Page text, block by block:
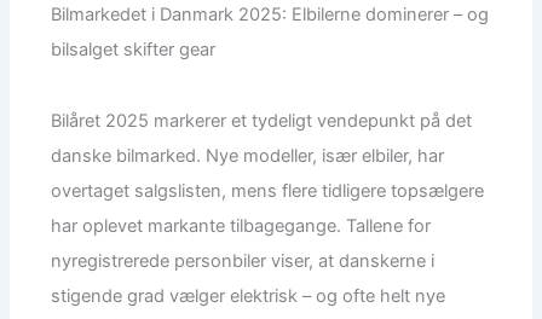
Bilmarkedet i Danmark 2025: Elbilerne dominerer – og
bilsalget skifter gear
Bilåret 2025 markerer et tydeligt vendepunkt på det
danske bilmarked. Nye modeller, især elbiler, har
overtaget salgslisten, mens flere tidligere topsælgere
har oplevet markante tilbagegange. Tallene for
nyregistrerede personbiler viser, at danskerne i
stigende grad vælger elektrisk – og ofte helt nye